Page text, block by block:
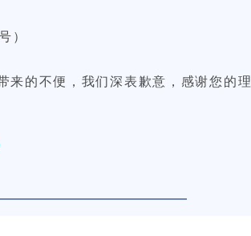
）
来的不便，我们深表歉意，感谢您的理